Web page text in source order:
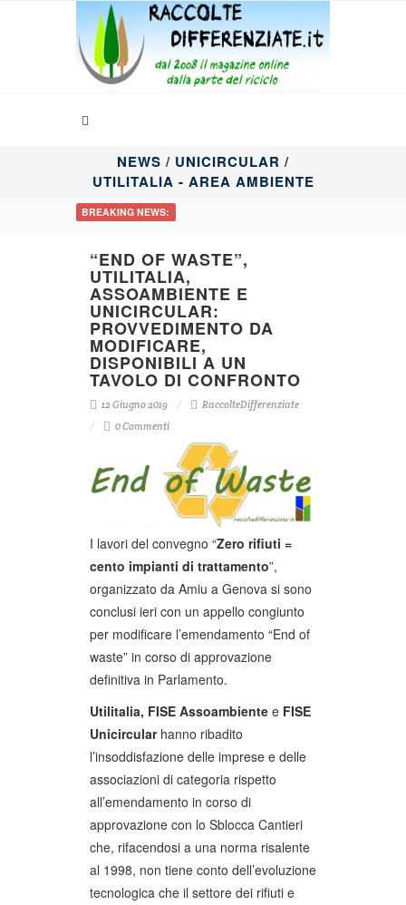
NEWS / UNICIRCULAR /
UTILITALIA - AREA AMBIENTE
BREAKING NEWS:
“END OF WASTE”,
UTILITALIA,
ASSOAMBIENTE E
UNICIRCULAR:
PROVVEDIMENTO DA
MODIFICARE,
DISPONIBILI A UN
TAVOLO DI CONFRONTO
12 Giugno 2019
RaccolteDifferenziate
0 Commenti
I lavori del convegno “Zero rifiuti =
cento impianti di trattamento”,
organizzato da Amiu a Genova si sono
conclusi ieri con un appello congiunto
per modificare l’emendamento “End of
waste” in corso di approvazione
definitiva in Parlamento.
Utilitalia, FISE Assoambiente e FISE
Unicircularhanno ribadito
l’insoddisfazione delle imprese e delle
associazioni di categoria rispetto
all’emendamento in corso di
approvazione con lo Sblocca Cantieri
che, rifacendosi a una norma risalente
al 1998, non tiene conto dell’evoluzione
tecnologica che il settore dei rifiuti e